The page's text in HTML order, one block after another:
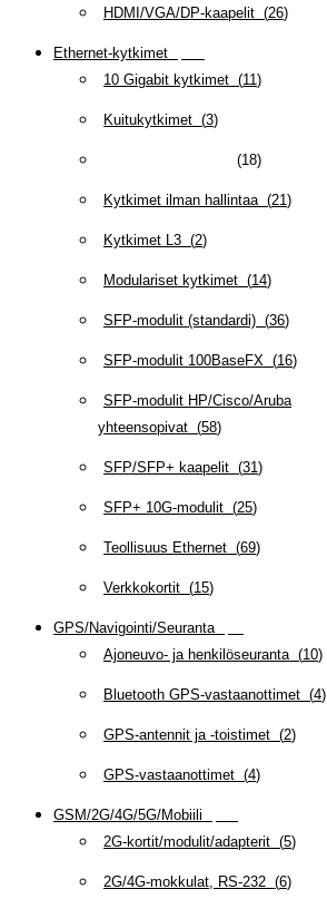
HDMI/VGA/DP-kaapelit (26)
Ethernet-kytkimet
10 Gigabit kytkimet (11)
Kuitukytkimet (3)
(18)
Kytkimet ilman hallintaa (21)
Kytkimet L3 (2)
Modulariset kytkimet (14)
SFP-modulit (standardi) (36)
SFP-modulit 100BaseFX (16)
SFP-modulit HP/Cisco/Aruba
yhteensopivat (58)
SFP/SFP+ kaapelit (31)
SFP+ 10G-modulit (25)
Teollisuus Ethernet (69)
Verkkokortit (15)
GPS/Navigointi/Seuranta
Ajoneuvo- ja henkilöseuranta (10)
Bluetooth GPS-vastaanottimet (4)
GPS-antennit ja -toistimet (2)
GPS-vastaanottimet (4)
GSM/2G/4G/5G/Mobiili
2G-kortit/modulit/adapterit (5)
2G/4G-mokkulat, RS-232 (6)